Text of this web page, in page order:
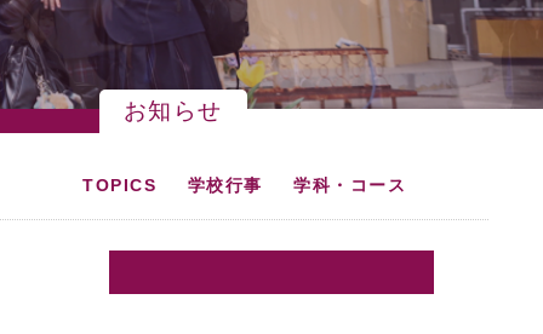
お知らせ
TOPICS 学校行事 学科・コース